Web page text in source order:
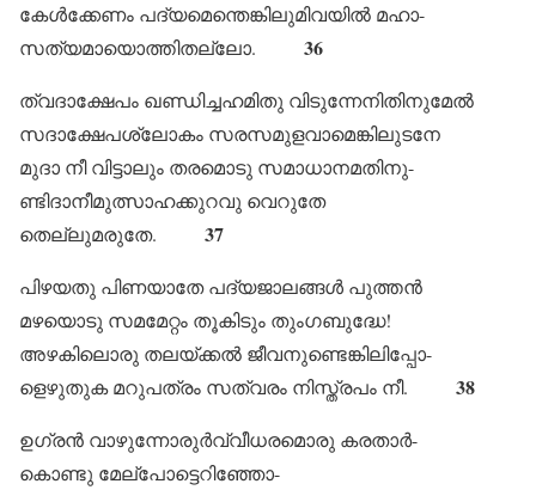
കേൾക്കേണം പദ്യമെന്തെങ്കിലുമിവയിൽ മഹാ-
സത്യമായൊത്തിതല്ലോ.
36
ത്വദാക്ഷേപം ഖണ്ഡിച്ചഹമിതു വിടുന്നേനിതിനുമേൽ
സദാക്ഷേപശ്ലോകം സരസമുളവാമെങ്കിലുടനേ
മുദാ നീ വിട്ടാലും തരമൊടു സമാധാനമതിനു-
ണ്ടിദാനീമുത്സാഹക്കുറവു വെറുതേ
തെല്ലുമരുതേ.
37
പിഴയതു പിണയാതേ പദ്യജാലങ്ങൾ പുത്തൻ
മഴയൊടു സമമേറ്റം തൂകിടും തുംഗബുദ്ധേ!
അഴകിലൊരു തലയ്ക്കൽ ജീവനുണ്ടെങ്കിലിപ്പോ-
ളെഴുതുക മറുപത്രം സത്വരം നിസ്ത്രപം നീ.
38
ഉഗ്രൻ വാഴുന്നോരുർവ്വീധരമൊരു കരതാർ-
കൊണ്ടു മേല്പോട്ടെറിഞ്ഞോ-